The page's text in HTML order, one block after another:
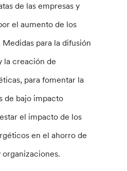
de las empresas y
el aumento de los
para la difusión
la creación de
para fomentar la
de bajo impacto
el impacto de los
en el ahorro de
organizaciones.